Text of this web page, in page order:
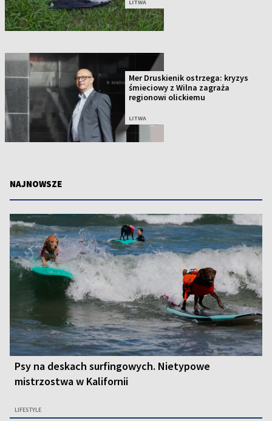
LITWA
Mer Druskienik ostrzega: kryzys
śmieciowy z Wilna zagraża
regionowi olickiemu
LITWA
NAJNOWSZE
Psy na deskach surfingowych. Nietypowe
mistrzostwa w Kalifornii
LIFESTYLE